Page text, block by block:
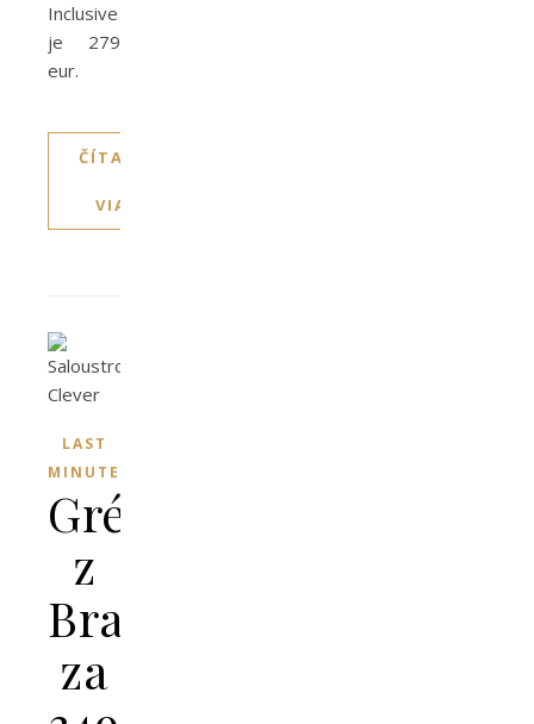
Inclusive
je 279
eur.
ČÍTAJTE
VIAC
LAST
MINUTE
Grécko
z
Bratislavy
za